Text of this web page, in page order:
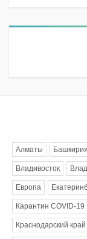
Алматы Башкирия
Владивосток
Европа
Карантин COVID-19
Краснодарский край